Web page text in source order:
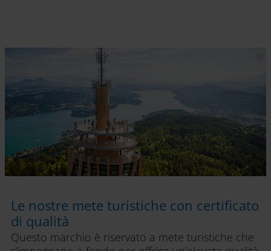
Le nostre mete turistiche con certificato
di qualità
Questo marchio è riservato a mete turistiche che